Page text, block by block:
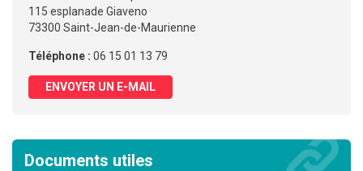
115 esplanade Giaveno
73300 Saint-Jean-de-Maurienne
Téléphone : 06 15 01 13 79
ENVOYER UN E-MAIL
Documents utiles